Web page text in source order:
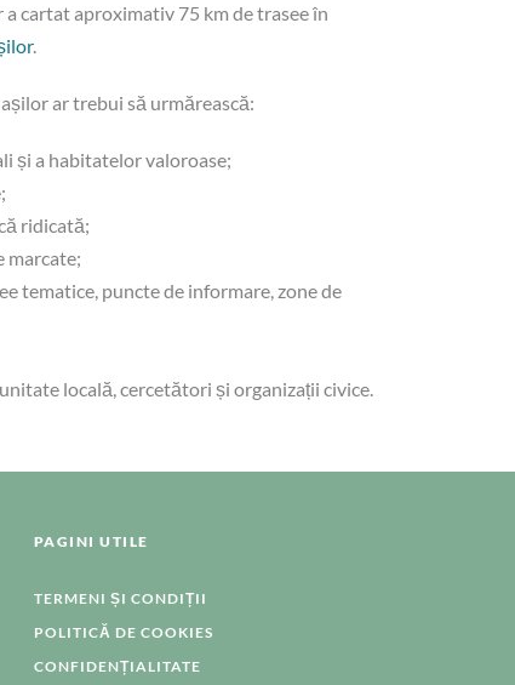
cartat aproximativ 75 km de trasee în
.
ar trebui să urmărească:
și a habitatelor valoroase;
ridicată;
marcate;
tematice, puncte de informare, zone de
locală, cercetători și organizații civice.
PAGINI UTILE
TERMENI ȘI CONDIȚII
POLITICĂ DE COOKIES
CONFIDENȚIALITATE